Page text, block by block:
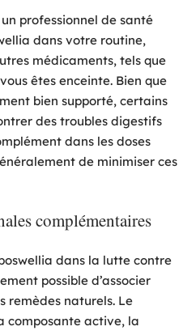
professionnel de santé
dans votre routine,
médicaments, tels que
êtes enceinte. Bien que
bien supporté, certains
des troubles digestifs
dans les doses
de minimiser ces
complémentaires
dans la lutte contre
possible d’associer
remèdes naturels. Le
composante active, la